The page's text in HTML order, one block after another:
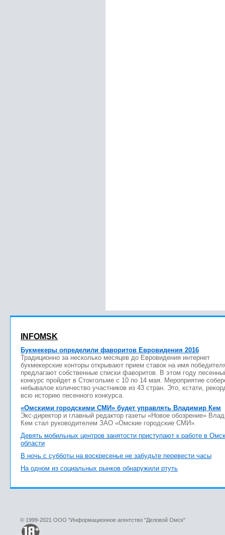
INFOMSK
Букмекеры определили фаворитов Евровидения 2016
Традиционно за несколько месяцев до Евровидения интернет
букмекерские конторы открывают прием ставок на имя
предлагают собственные списки фаворитов. В этом году
конкурс пройдет в Стокгольме с 10 по 14 мая. Мероприятие
небывалое количество участников из 43 стран. Это, кстати,
всю историю песенного конкурса.
«Омскими городскими СМИ» будет управлять Владимир Кем
Экс-директор и главный редактор газеты «Новое обозрение»
Кем стал руководителем ЗАО «Омские городские СМИ».
Девять мобильных центров занятости приступают к работе в
области
В ночь с субботы на воскресенье не забудьте перевести часы
На одном из социальных рынков обнаружили ртуть
© 1999-2021 ООО "Информационное агентство "Деловой Омск"